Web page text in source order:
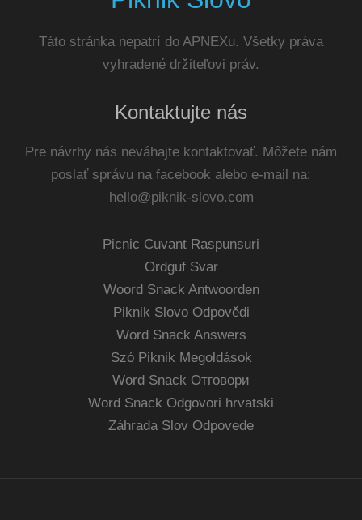
Táto stránka nepatrí do APNEXu. Všetky práva
vyhradené držiteľovi práv.
Kontaktujte nás
Pre návrhy nás neváhajte kontaktovať. Môžete nám
poslať správu na facebook alebo e-mail na:
hello@piknik-slovo.com
Picnic Cuvant Raspunsuri
Ordguf Svar
Woord Snack Antwoorden
Piknik Slovo Odpovědi
Word Snack Answers
Szó Piknik Megoldások
Word Snack Отговори
Word Snack Odgovori hrvatski
Záhrada Slov Odpovede